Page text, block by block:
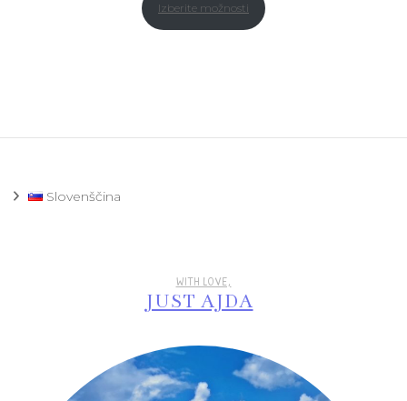
Izberite možnosti
Slovenščina
WITH LOVE,
JUST AJDA